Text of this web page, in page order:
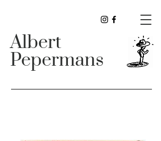
Albert
Pepermans